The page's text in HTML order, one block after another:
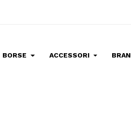
BORSE ACCESSORI